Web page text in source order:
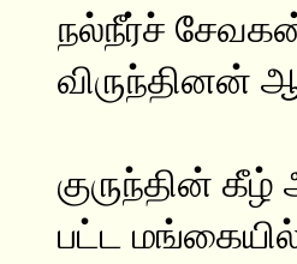
நல்நீர்ச்
விருந்தினன்
குருந்தின்
பட்ட